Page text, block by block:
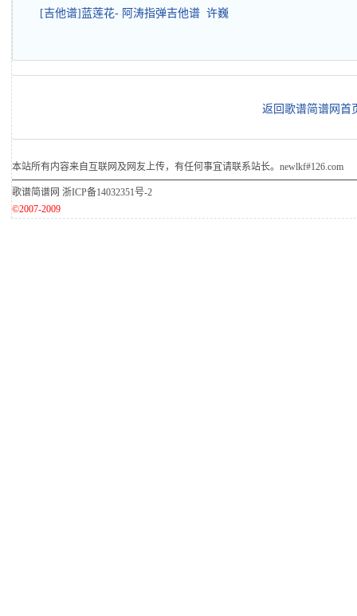
[吉他谱]蓝莲花- 阿涛指弹吉他谱 许巍
返回歌谱简谱网首
本站所有内容来自互联网及网友上传，有任何事宜请联系站长。newlkf#126.com
歌谱简谱网 浙ICP备14032351号-2
©2007-2009